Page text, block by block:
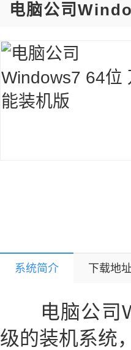
电脑公司
系统简介 下载地址
电脑公司
级的装机系统